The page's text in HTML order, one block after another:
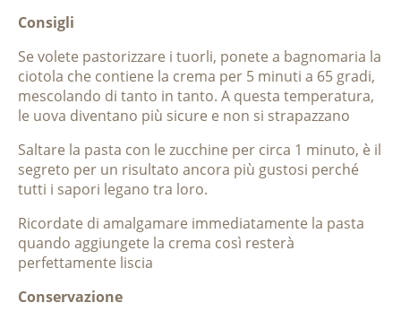
Consigli
Se volete pastorizzare i tuorli, ponete a bagnomaria la
ciotola che contiene la crema per 5 minuti a 65 gradi,
mescolando di tanto in tanto. A questa temperatura,
le uova diventano più sicure e non si strapazzano
Saltare la pasta con le zucchine per circa 1 minuto, è il
segreto per un risultato ancora più gustosi perché
tutti i sapori legano tra loro.
Ricordate di amalgamare immediatamente la pasta
quando aggiungete la crema così resterà
perfettamente liscia
Conservazione